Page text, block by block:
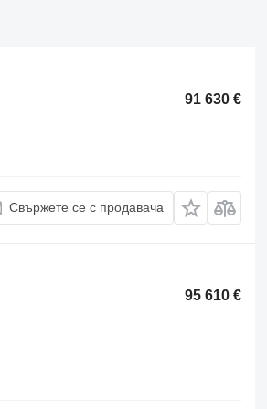
91 630 €
Свържете се с продавача
95 610 €